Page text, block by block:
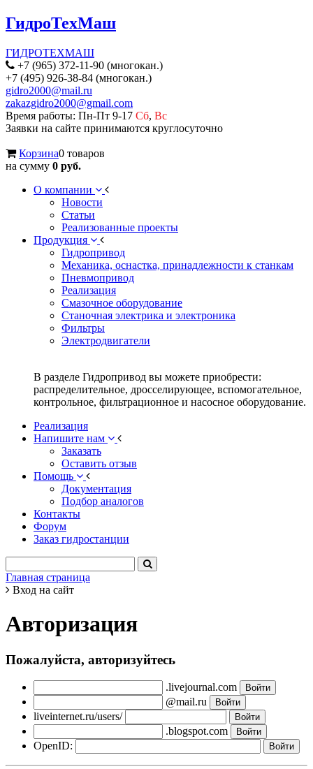
ГидроТехМаш
ГИДРОТЕХМАШ
+7 (965) 372-11-90 (многокан.)
+7 (495) 926-38-84 (многокан.)
gidro2000@mail.ru
zakazgidro2000@gmail.com
Время работы: Пн-Пт 9-17 Сб, Вс
Заявки на сайте принимаются круглосуточно
Корзина0 товаров
на сумму 0 руб.
О компании
Новости
Статьи
Реализованные проекты
Продукция
Гидропривод
Механика, оснастка, принадлежности к станкам
Пневмопривод
Реализация
Смазочное оборудование
Станочная электрика и электроника
Фильтры
Электродвигатели
В разделе Гидропривод вы можете приобрести:
распределительное, дросселирующее, вспомогательное,
контрольное, фильтрационное и насосное оборудование.
Реализация
Напишите нам
Заказать
Оставить отзыв
Помощь
Документация
Подбор аналогов
Контакты
Форум
Заказ гидростанции
Главная страница
Вход на сайт
Авторизация
Пожалуйста, авторизуйтесь
.livejournal.com
@mail.ru
liveinternet.ru/users/
.blogspot.com
OpenID: